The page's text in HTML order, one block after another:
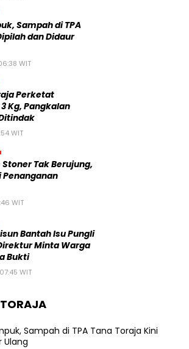
Sampah di TPA
dan Didaur
WIT
Perketat
Kg, Pangkalan
WIT
Stoner Tak Berujung,
Penanganan
WIT
Bantah Isu Pungli
Minta Warga
Bukti
WIT